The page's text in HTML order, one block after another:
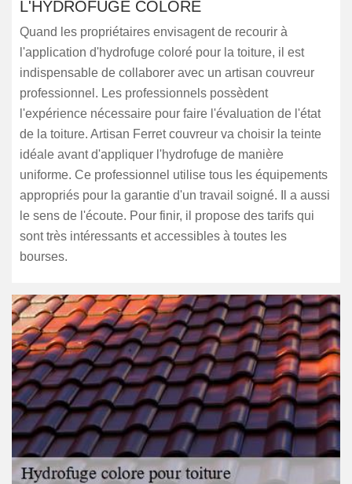
L'HYDROFUGE COLORÉ
Quand les propriétaires envisagent de recourir à
l'application d'hydrofuge coloré pour la toiture, il est
indispensable de collaborer avec un artisan couvreur
professionnel. Les professionnels possèdent
l'expérience nécessaire pour faire l'évaluation de l'état
de la toiture. Artisan Ferret couvreur va choisir la teinte
idéale avant d'appliquer l'hydrofuge de manière
uniforme. Ce professionnel utilise tous les équipements
appropriés pour la garantie d'un travail soigné. Il a aussi
le sens de l'écoute. Pour finir, il propose des tarifs qui
sont très intéressants et accessibles à toutes les
bourses.